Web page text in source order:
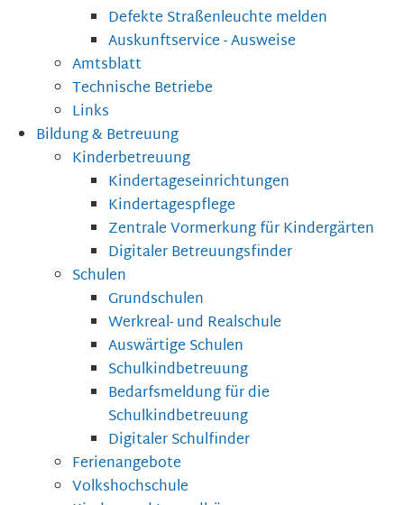
Defekte Straßenleuchte melden
Auskunftservice - Ausweise
Amtsblatt
Technische Betriebe
Links
Bildung & Betreuung
Kinderbetreuung
Kindertageseinrichtungen
Kindertagespflege
Zentrale Vormerkung für Kindergärten
Digitaler Betreuungsfinder
Schulen
Grundschulen
Werkreal- und Realschule
Auswärtige Schulen
Schulkindbetreuung
Bedarfsmeldung für die
Schulkindbetreuung
Digitaler Schulfinder
Ferienangebote
Volkshochschule